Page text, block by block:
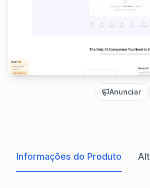
Anunciar
Informações do Produto